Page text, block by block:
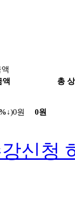
액 총
)0원
0원
신청